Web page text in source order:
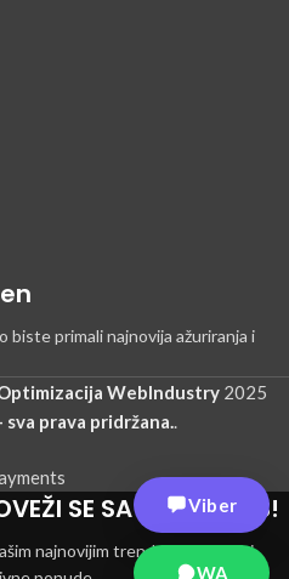
biste primali najnovija ažuriranja i
WebIndustry 2025
sva prava pridržana..
SE SA GERMAPOS!
najnovijim trendovima i dobiti
Viber
WA